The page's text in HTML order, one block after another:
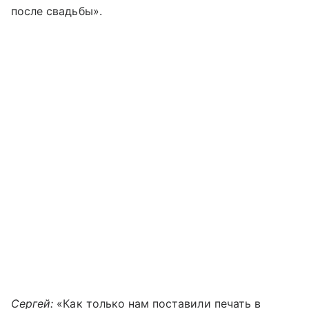
после свадьбы».
Сергей: «Как только нам поставили печать в